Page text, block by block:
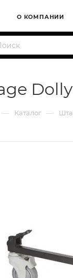
О КОМПАНИИ
Dolly
— Каталог —